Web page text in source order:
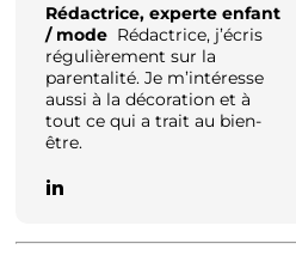
Rédactrice, experte enfant
/ mode Rédactrice, j’écris
régulièrement sur la
parentalité. Je m’intéresse
aussi à la décoration et à
tout ce qui a trait au bien-
être.